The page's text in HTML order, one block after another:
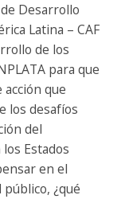
Desarrollo
Latina – CAF
de los
para que
que
los desafíos
del
Estados
en el
¿qué